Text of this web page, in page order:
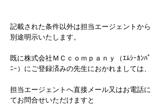
記載された条件以外は担当エージェントから
別途明示いたします。
既に株式会社ＭＣｃｏｍｐａｎｙ（ｴﾑｼｰｶﾝﾊﾟ
ﾆｰ）にご登録済みの先生におかれましては、
担当エージェントへ直接メール又はお電話に
てお問合せいただけますと